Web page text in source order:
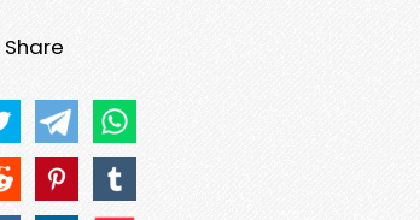
Share